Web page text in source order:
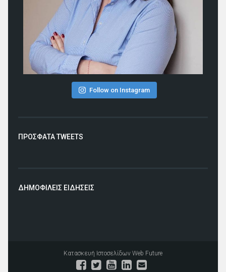
Follow on Instagram
ΠΡΟΣΦΑΤΑ TWEETS
ΔΗΜΟΦΙΛΕΙΣ ΕΙΔΗΣΕΙΣ
Κατασκευή Ιστοσελίδων Web Future